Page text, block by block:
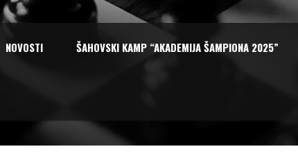
NOVOSTI ŠAHOVSKI KAMP “AKADEMIJA ŠAMPIONA 2025”